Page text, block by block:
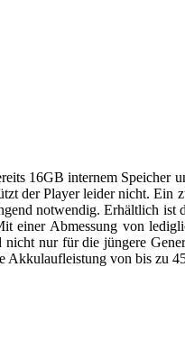
16GB internem Speicher
der Player leider nicht. Ein
notwendig. Erhältlich
Abmessung von
nur für die jüngere
von bis zu